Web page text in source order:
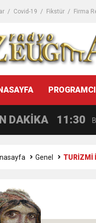
Covid-19 Fikstür Firma
DAKİKA
14:08
11:59
11:30
Genel TURİZMİ